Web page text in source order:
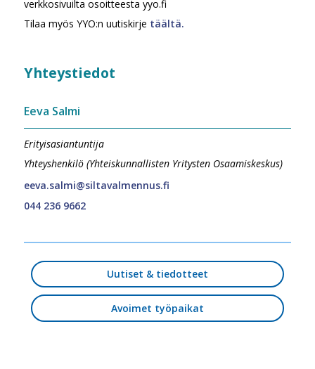
verkkosivuilta osoitteesta yyo.fi
Tilaa myös YYO:n uutiskirje täältä.
Yhteystiedot
Eeva Salmi
Erityisasiantuntija
Yhteyshenkilö (Yhteiskunnallisten Yritysten Osaamiskeskus)
eeva.salmi@siltavalmennus.fi
044 236 9662
Uutiset & tiedotteet
Avoimet työpaikat